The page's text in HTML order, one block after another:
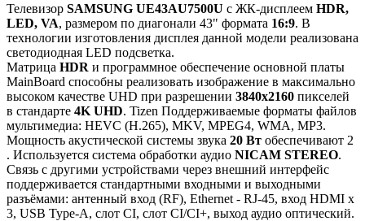
Телевизор SAMSUNG UE43AU7500U с ЖК-дисплеем HDR,
LED, VA, размером по диагонали 43" формата 16:9. В
технологии изготовления дисплея данной модели реализована
светодиодная LED подсветка.
Матрица HDR и программное обеспечение основной платы
MainBoard способны реализовать изображение в максимально
высоком качестве UHD при разрешении 3840x2160 пикселей
в стандарте 4K UHD. Tizen Поддерживаемые форматы файлов
мультимедиа: HEVC (H.265), MKV, MPEG4, WMA, MP3.
Мощность акустической системы звука 20 Вт обеспечивают 2
. Используется система обработки аудио NICAM STEREO.
Связь с другими устройствами через внешний интерфейс
поддерживается стандартными входными и выходными
разъёмами: антенный вход (RF), Ethernet - RJ-45, вход HDMI x
3, USB Type-A, слот CI, слот CI/CI+, выход аудио оптический.